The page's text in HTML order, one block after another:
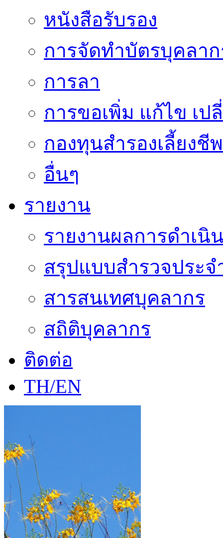
หนังสือรับรอง
การจัดทำบัตรบุคลา
การลา
การขอเพิ่ม แก้ไข เ
กองทุนสำรองเลี้ยงชีพ
อื่นๆ
รายงาน
รายงานผลการดำเนิ
สรุปแบบสำรวจประจ
สารสนเทศบุคลากร
สถิติบุคลากร
ติดต่อ
TH/EN